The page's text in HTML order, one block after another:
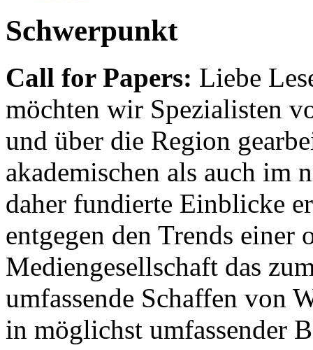
Schwerpunkt
Call for Papers: Liebe
möchten wir Spezialisten
und über die Region
akademischen als auch im
daher fundierte Einblicke
entgegen den Trends einer
Mediengesellschaft das
umfassende Schaffen von
in möglichst umfassender